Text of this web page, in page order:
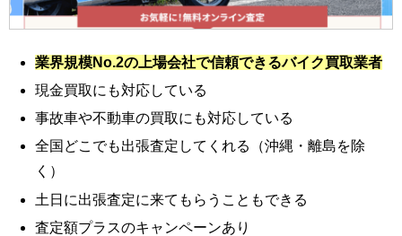
業界規模No.2の上場会社で信頼できるバイク買取業者
現金買取にも対応している
事故車や不動車の買取にも対応している
全国どこでも出張査定してくれる（沖縄・離島を除
く）
土日に出張査定に来てもらうこともできる
査定額プラスのキャンペーンあり